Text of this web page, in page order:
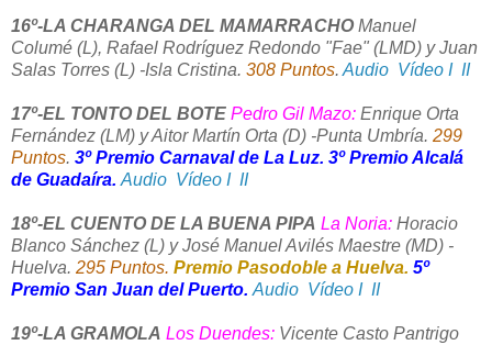
16º-LA CHARANGA DEL MAMARRACHOManuel
Columé (L), Rafael Rodríguez Redondo "Fae" (LMD) y Juan
Salas Torres (L) -Isla Cristina. 308 Puntos.Audio Vídeo I II
17º-EL TONTO DEL BOTE Pedro Gil Mazo: Enrique Orta
Fernández (LM) y Aitor Martín Orta (D) -Punta Umbría. 299
Puntos. 3º Premio Carnaval de La Luz. 3º Premio Alcalá
de Guadaíra. Audio Vídeo I II
18º-EL CUENTO DE LA BUENA PIPA La Noria: Horacio
Blanco Sánchez (L) y José Manuel Avilés Maestre (MD) -
Huelva. 295 Puntos. Premio Pasodoble a Huelva. 5º
Premio San Juan del Puerto. Audio Vídeo I II
19º-LA GRAMOLA Los Duendes: Vicente Casto Pantrigo